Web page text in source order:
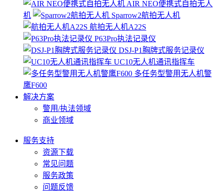
AIR NEO便携式自拍无人
机
Sparrow2航拍无人机
航拍无人机A22S
P63Pro执法记录仪
DSJ-P1胸牌式服务记录仪
UC10无人机通讯指挥车
多任务型警用无人机警
鹰F600
解决方案
警用/执法领域
商业领域
服务支持
资源下载
常见问题
服务政策
问题反馈